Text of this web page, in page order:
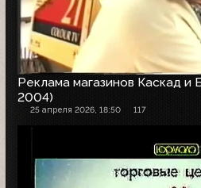
Реклама магазинов Каскад и
2004)
25 апреля 2026, 18:50 117